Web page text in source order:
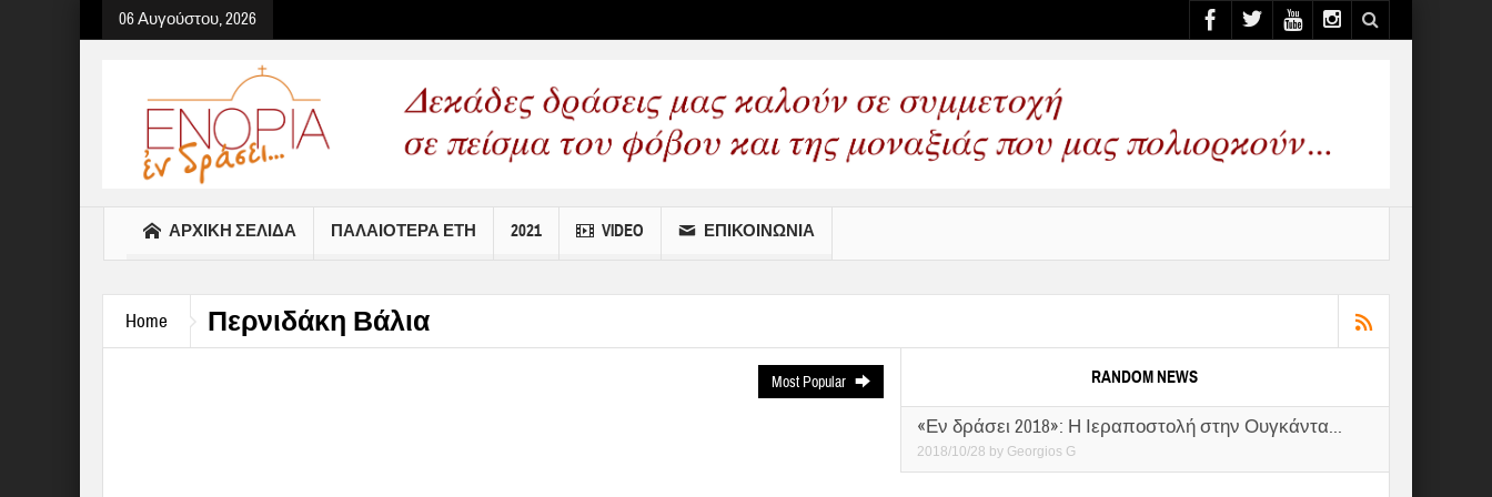
06 Αυγούστου, 2026
ΑΡΧΙΚΉ ΣΕΛΊΔΑ ΠΑΛΑΙΟΤΕΡΑ ΕΤΗ 2021 VIDEO ΕΠΙΚΟΙΝΩΝΙΑ
Home Περνιδάκη Βάλια
Most Popular RANDOM NEWS
«Εν δράσει 2018»: Η Ιεραποστολή στην Ουγκάντα...
2018/10/28 by Georgios G